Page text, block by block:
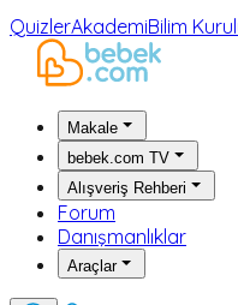
QuizlerAkademiBilim
Makale
bebek.com TV
Alışveriş Rehberi
Forum
Danışmanlıklar
Araçlar